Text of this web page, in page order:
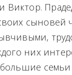
Виктор.
сыновей
них
семьи